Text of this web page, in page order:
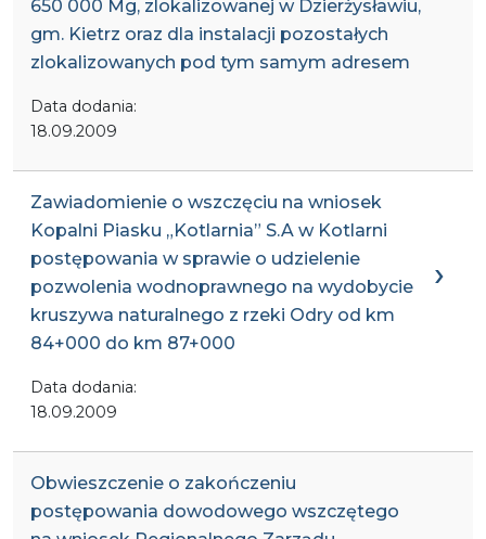
650 000 Mg, zlokalizowanej w Dzierżysławiu,
gm. Kietrz oraz dla instalacji pozostałych
zlokalizowanych pod tym samym adresem
Data dodania:
18.09.2009
Zawiadomienie o wszczęciu na wniosek
Kopalni Piasku „Kotlarnia” S.A w Kotlarni
postępowania w sprawie o udzielenie
pozwolenia wodnoprawnego na wydobycie
kruszywa naturalnego z rzeki Odry od km
84+000 do km 87+000
Data dodania:
18.09.2009
Obwieszczenie o zakończeniu
postępowania dowodowego wszczętego